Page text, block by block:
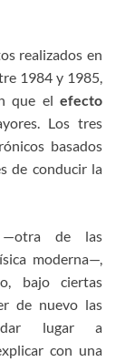
realizados en
1984 y 1985,
que el efecto
Los tres
basados
de conducir la
de las
moderna—,
bajo ciertas
de nuevo las
lugar a
con una